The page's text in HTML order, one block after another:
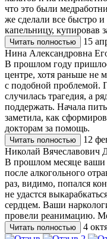
что это были
же сделали все быстро
капельницу, купировав
Читать полностью
15
Нина Александровна
В прошлом году
центре, хотя раньше не
с подобной проблемой.
случилась трагедия, а
поддержать. Начала
заметила, как
докторам за помощь.
Читать полностью
12
Николай Вячеславович
В прошлом месяце ваши
после алкогольного
раз, видимо, попался
не удастся
сердцем. Ваши
провели реанимацию.
Читать полностью 4